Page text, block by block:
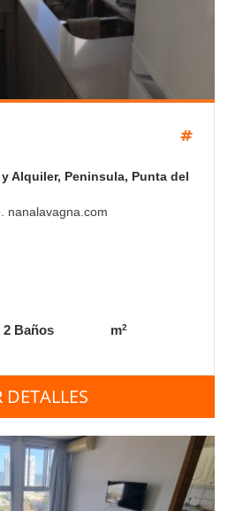
Alquiler, Peninsula, Punta del
nanalavagna.com
2 Baños m2
DETALLES